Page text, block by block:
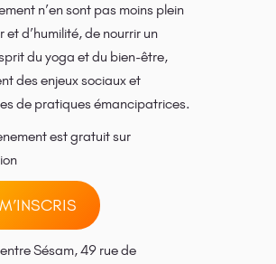
n’en sont pas moins plein
et d’humilité, de nourrir un
du yoga et du bien-être,
des enjeux sociaux et
de pratiques émancipatrices.
est gratuit sur
Sésam, 49 rue de